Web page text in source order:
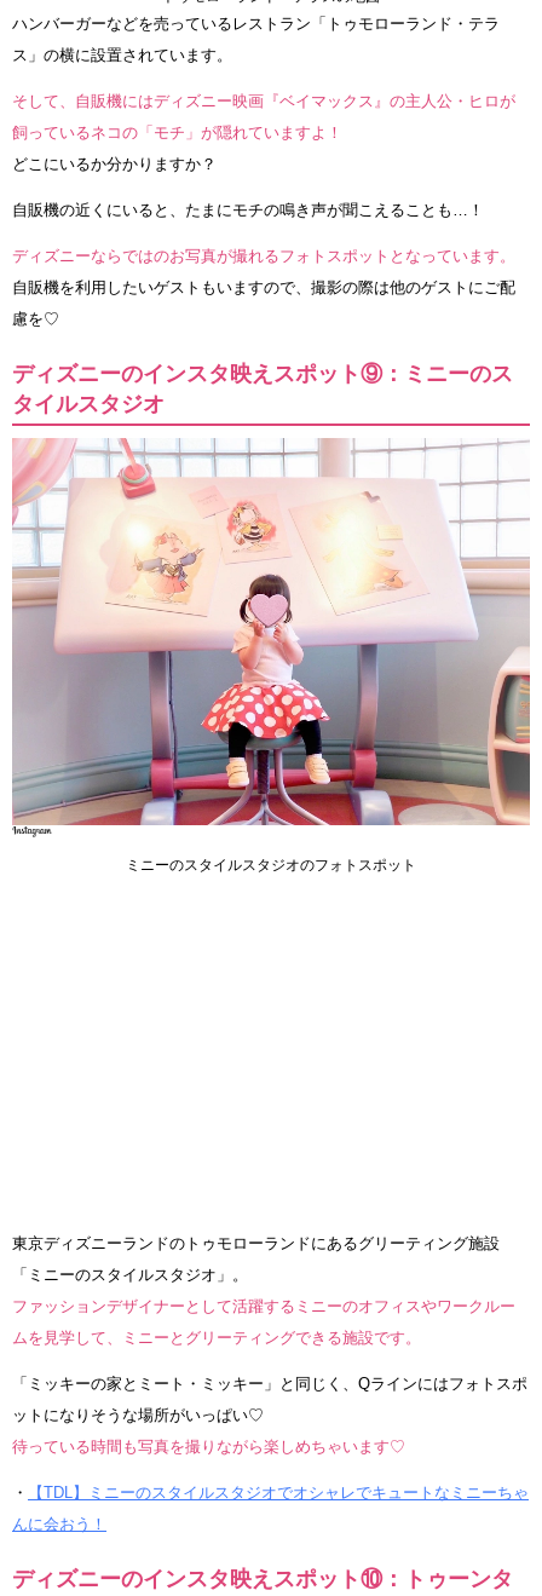
ハンバーガーなどを売っているレストラン「トゥモローランド・テラ
ス」の横に設置されています。
そして、自販機にはディズニー映画『ベイマックス』の主人公・ヒロが
飼っているネコの「モチ」が隠れていますよ！
どこにいるか分かりますか？
自販機の近くにいると、たまにモチの鳴き声が聞こえることも…！
ディズニーならではのお写真が撮れるフォトスポットとなっています。
自販機を利用したいゲストもいますので、撮影の際は他のゲストにご配
慮を♡
ディズニーのインスタ映えスポット⑨：ミニーのス
タイルスタジオ
ミニーのスタイルスタジオのフォトスポット
東京ディズニーランドのトゥモローランドにあるグリーティング施設
「ミニーのスタイルスタジオ」。
ファッションデザイナーとして活躍するミニーのオフィスやワークルー
ムを見学して、ミニーとグリーティングできる施設です。
「ミッキーの家とミート・ミッキー」と同じく、Qラインにはフォトスポ
ットになりそうな場所がいっぱい♡
待っている時間も写真を撮りながら楽しめちゃいます♡
・
【TDL】ミニーのスタイルスタジオでオシャレでキュートなミニーちゃ
んに会おう！
ディズニーのインスタ映えスポット⑩：トゥーンタ